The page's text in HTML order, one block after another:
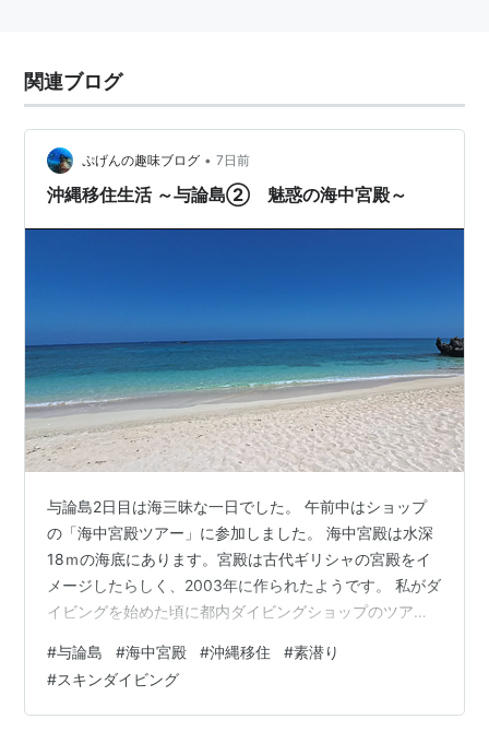
関連ブログ
ぷげんの趣味ブログ • 7日前
沖縄移住生活 ～与論島② 魅惑の海中宮殿～
与論島2日目は海三昧な一日でした。 午前中はショップ
の「海中宮殿ツアー」に参加しました。 海中宮殿は水深
18ｍの海底にあります。宮殿は古代ギリシャの宮殿をイ
メージしたらしく、2003年に作られたようです。 私がダ
イビングを始めた頃に都内ダイビングショップのツアー
宮殿があるらしいよ」とスタッフに誘われ、写真を見せ
られると行きたい気持ちが爆発しそうになりました。 で
も休みがなかなか取れずにお断りし、ズルズルと長い年
#与論島 #海中宮殿 #沖縄移住 #素潜り
#スキンダイビング